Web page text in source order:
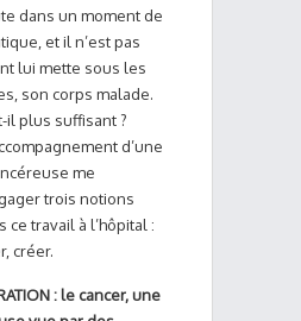
dans un moment de
et il n’est pas
lui mette sous les
son corps malade.
il plus suffisant ?
d’une
me
trois notions
ce travail à l’hôpital :
créer.
: le cancer, une